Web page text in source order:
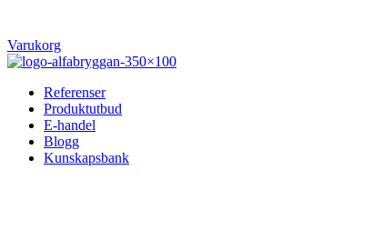
Varukorg
Referenser
Produktutbud
E-handel
Blogg
Kunskapsbank